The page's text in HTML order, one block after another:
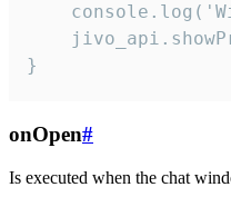
}
onOpen#
Is executed when the chat